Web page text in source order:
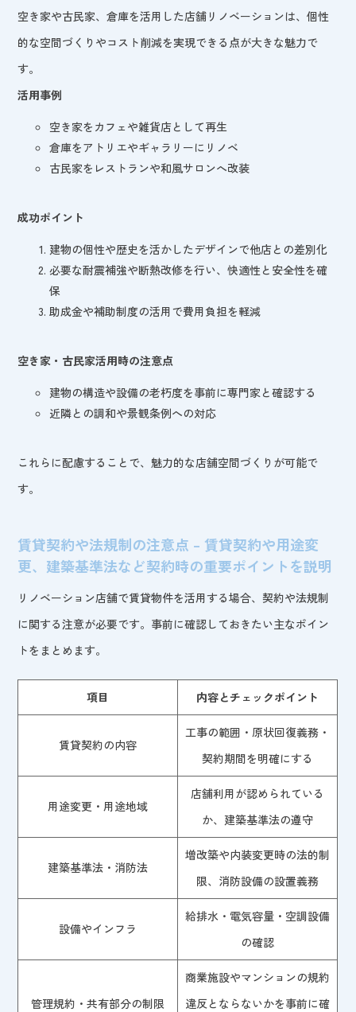
空き家や古民家、倉庫を活用した店舗リノベーションは、個性
的な空間づくりやコスト削減を実現できる点が大きな魅力で
す。
活用事例
空き家をカフェや雑貨店として再生
倉庫をアトリエやギャラリーにリノベ
古民家をレストランや和風サロンへ改装
成功ポイント
建物の個性や歴史を活かしたデザインで他店との差別化
必要な耐震補強や断熱改修を行い、快適性と安全性を確
保
助成金や補助制度の活用で費用負担を軽減
空き家・古民家活用時の注意点
建物の構造や設備の老朽度を事前に専門家と確認する
近隣との調和や景観条例への対応
これらに配慮することで、魅力的な店舗空間づくりが可能で
す。
賃貸契約や法規制の注意点 – 賃貸契約や用途変
更、建築基準法など契約時の重要ポイントを説明
リノベーション店舗で賃貸物件を活用する場合、契約や法規制
に関する注意が必要です。事前に確認しておきたい主なポイン
トをまとめます。
項目 内容とチェックポイント
賃貸契約の内容
工事の範囲・原状回復義務・
契約期間を明確にする
用途変更・用途地域
店舗利用が認められている
か、建築基準法の遵守
建築基準法・消防法
増改築や内装変更時の法的制
限、消防設備の設置義務
設備やインフラ
給排水・電気容量・空調設備
の確認
管理規約・共有部分の制限
商業施設やマンションの規約
違反とならないかを事前に確